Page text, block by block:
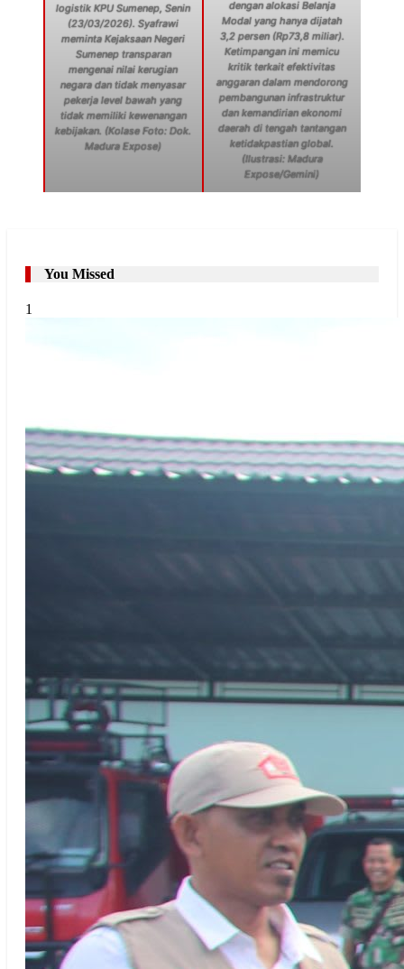
logistik KPU Sumenep, Senin
(23/03/2026). Syafrawi
meminta Kejaksaan Negeri
Sumenep transparan
mengenai nilai kerugian
negara dan tidak menyasar
pekerja level bawah yang
tidak memiliki kewenangan
kebijakan. (Kolase Foto: Dok.
Madura Expose)
dengan alokasi Belanja
Modal yang hanya dijatah
3,2 persen (Rp73,8 miliar).
Ketimpangan ini memicu
kritik terkait efektivitas
anggaran dalam mendorong
pembangunan infrastruktur
dan kemandirian ekonomi
daerah di tengah tantangan
ketidakpastian global.
(Ilustrasi: Madura
Expose/Gemini)
You Missed
1